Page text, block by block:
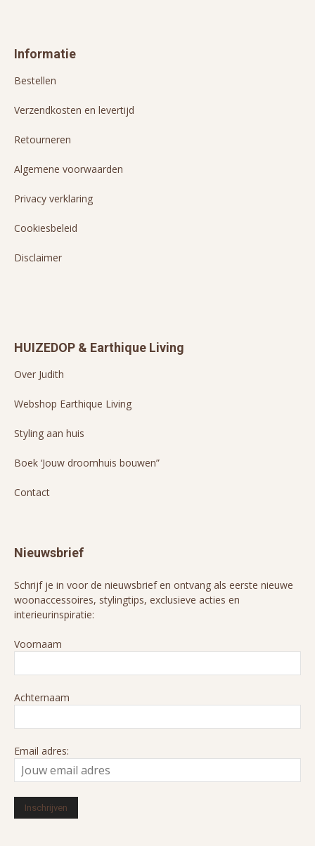
Informatie
Bestellen
Verzendkosten en levertijd
Retourneren
Algemene voorwaarden
Privacy verklaring
Cookiesbeleid
Disclaimer
HUIZEDOP & Earthique Living
Over Judith
Webshop Earthique Living
Styling aan huis
Boek ‘Jouw droomhuis bouwen”
Contact
Nieuwsbrief
Schrijf je in voor de nieuwsbrief en ontvang als eerste nieuwe
woonaccessoires, stylingtips, exclusieve acties en
interieurinspiratie:
Voornaam
Achternaam
Email adres: